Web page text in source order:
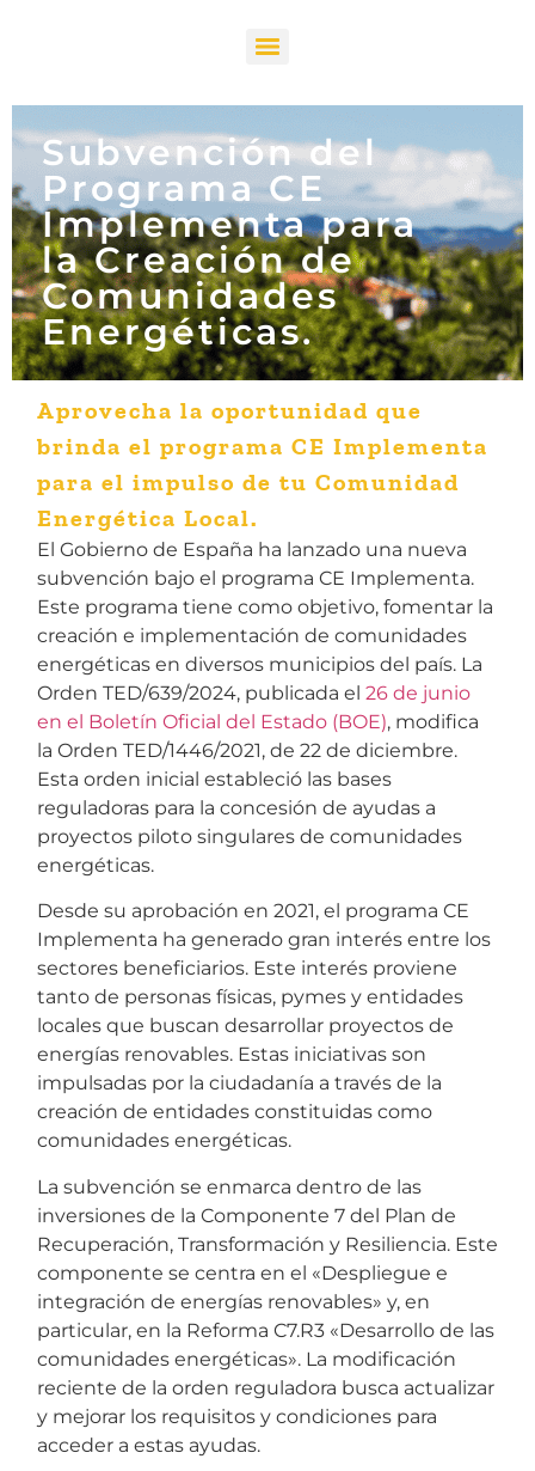
Subvención del
Programa CE
Implementa para
la Creación de
Comunidades
Energéticas.
Aprovecha la oportunidad que
brinda el programa CE Implementa
para el impulso de tu Comunidad
Energética Local.
El Gobierno de España ha lanzado una nueva
subvención bajo el programa CE Implementa.
Este programa tiene como objetivo, fomentar la
creación e implementación de comunidades
energéticas en diversos municipios del país. La
Orden TED/639/2024, publicada el 26 de junio
en el Boletín Oficial del Estado (BOE), modifica
la Orden TED/1446/2021, de 22 de diciembre.
Esta orden inicial estableció las bases
reguladoras para la concesión de ayudas a
proyectos piloto singulares de comunidades
energéticas.
Desde su aprobación en 2021, el programa CE
Implementa ha generado gran interés entre los
sectores beneficiarios. Este interés proviene
tanto de personas físicas, pymes y entidades
locales que buscan desarrollar proyectos de
energías renovables. Estas iniciativas son
impulsadas por la ciudadanía a través de la
creación de entidades constituidas como
comunidades energéticas.
La subvención se enmarca dentro de las
inversiones de la Componente 7 del Plan de
Recuperación, Transformación y Resiliencia. Este
componente se centra en el «Despliegue e
integración de energías renovables» y, en
particular, en la Reforma C7.R3 «Desarrollo de las
comunidades energéticas». La modificación
reciente de la orden reguladora busca actualizar
y mejorar los requisitos y condiciones para
acceder a estas ayudas.